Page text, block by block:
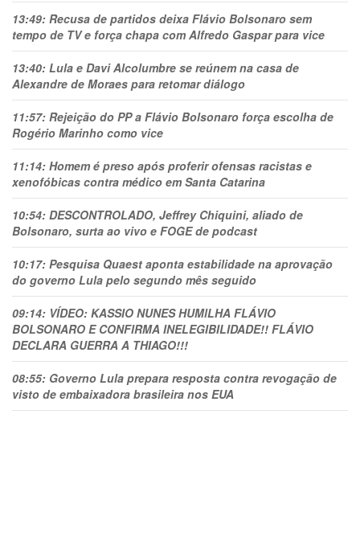
13:49: Recusa de partidos deixa Flávio Bolsonaro sem
tempo de TV e força chapa com Alfredo Gaspar para vice
13:40: Lula e Davi Alcolumbre se reúnem na casa de
Alexandre de Moraes para retomar diálogo
11:57: Rejeição do PP a Flávio Bolsonaro força escolha de
Rogério Marinho como vice
11:14: Homem é preso após proferir ofensas racistas e
xenofóbicas contra médico em Santa Catarina
10:54: DESCONTROLADO, Jeffrey Chiquini, aliado de
Bolsonaro, surta ao vivo e FOGE de podcast
10:17: Pesquisa Quaest aponta estabilidade na aprovação
do governo Lula pelo segundo mês seguido
09:14: VÍDEO: KASSIO NUNES HUMlLHA FLÁVIO
BOLSONARO E CONFIRMA INELEGIBILIDADE!! FLÁVIO
DECLARA GUERRA A THIAGO!!!
08:55: Governo Lula prepara resposta contra revogação de
visto de embaixadora brasileira nos EUA